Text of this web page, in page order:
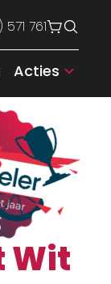
571 761
Acties
Wit